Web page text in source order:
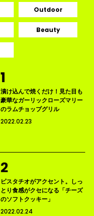
Outdoor
Beauty
漬け込んで焼くだけ！見た目も
豪華なガーリックローズマリー
のラムチョップグリル
2022.02.23
ピスタチオがアクセント。しっ
とり食感がクセになる「チーズ
のソフトクッキー」
2022.02.24